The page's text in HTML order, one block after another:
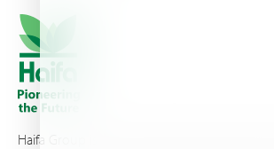
Haifa Group is a multi-national corporation